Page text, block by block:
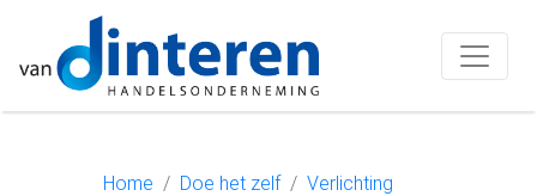
Home Doe het zelf
Verlichting